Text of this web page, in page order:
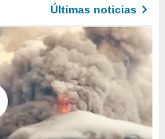
Últimas noticias